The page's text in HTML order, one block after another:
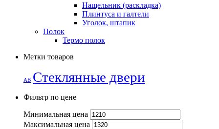
Нащельник (раскладка)
Плинтуса и галтели
Уголок, штапик
Полок
Термо полок
Метки товаров
АВ Стеклянные двери
Фильтр по цене
Минимальная цена
Максимальная цена